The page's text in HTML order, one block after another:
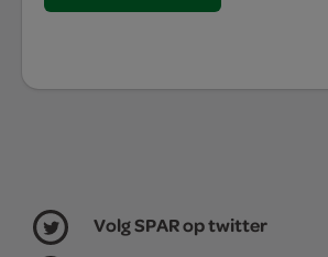
Volg SPAR op twitter